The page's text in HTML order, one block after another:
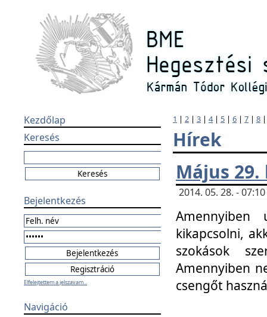
Kezdőlap
Keresés
Bejelentkezés
Elfelejtettem a jelszavam...
Navigáció
1 | 2 | 3 | 4| 5 | 6 | 7 | 8
Hírek
Május
2014. 05. 28. -
kikapcsolni,
szokások
Amennyiben
csengőt